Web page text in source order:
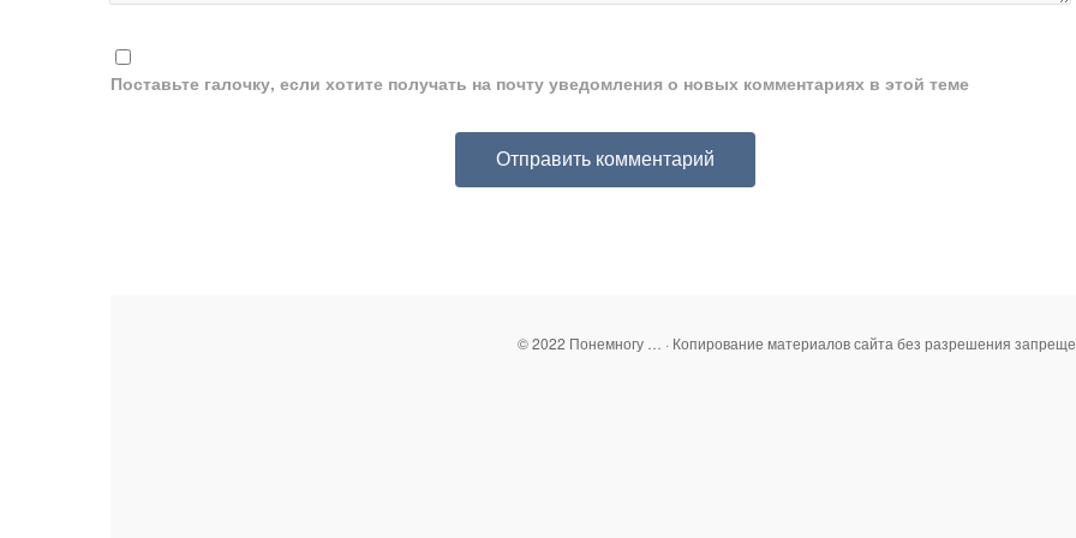
Поставьте галочку, если хотите получать на почту уведомления о новых комментариях в этой теме
© 2022 Понемногу … · Копирование материалов сайта без разрешения